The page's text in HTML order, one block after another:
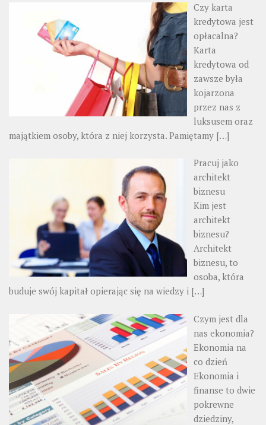
Czy karta
kredytowa jest
opłacalna?
Karta
kredytowa od
zawsze była
kojarzona
przez nas z
luksusem oraz
majątkiem osoby, która z niej korzysta. Pamiętamy […]
Pracuj jako
architekt
biznesu
Kim jest
architekt
biznesu?
Architekt
biznesu, to
osoba, która
buduje swój kapitał opierając się na wiedzy i […]
Czym jest dla
nas ekonomia?
Ekonomia na
co dzień
Ekonomia i
finanse to dwie
pokrewne
dziedziny,